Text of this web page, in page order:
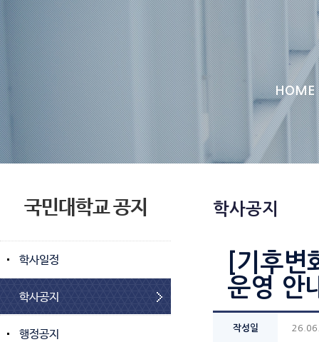
HOME
국민대학교 공지
학사일정
학사공지
행정공지
학사공지
[기후
운영 안
작성일